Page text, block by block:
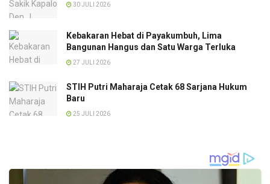
30 JULI 2026
Kebakaran Hebat di Payakumbuh, Lima
Bangunan Hangus dan Satu Warga Terluka
27 JULI 2026
STIH Putri Maharaja Cetak 68 Sarjana Hukum
Baru
25 JULI 2026